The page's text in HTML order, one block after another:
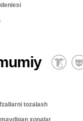
tozalash
xonalar